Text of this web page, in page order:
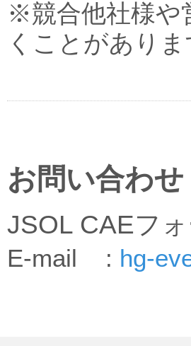
※競合他社様や
くことがありま
お問い合わせ
JSOL CAEフ
E-mail : hg-